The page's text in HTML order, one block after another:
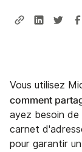
Vous utilisez
comment
ayez besoin
carnet
pour garantir